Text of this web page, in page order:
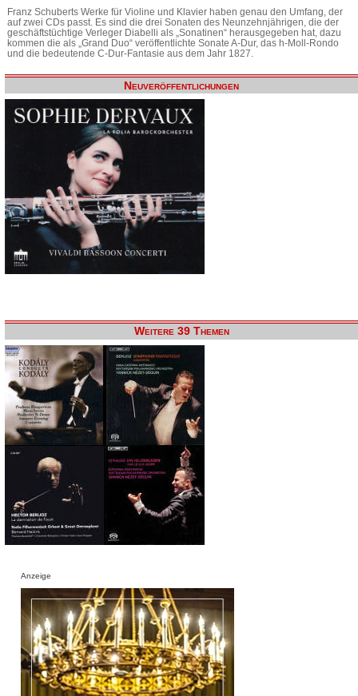
Franz Schuberts Werke für Violine und Klavier haben genau den Umfang, der
auf zwei CDs passt. Es sind die drei Sonaten des Neunzehnjährigen, die der
geschäftstüchtige Verleger Diabelli als „Sonatinen“ herausgegeben hat, dazu
kommen die als „Grand Duo“ veröffentlichte Sonate A-Dur, das h-Moll-Rondo
und die bedeutende C-Dur-Fantasie aus dem Jahr 1827.
Neuveröffentlichungen
Weitere 39 Themen
Anzeige